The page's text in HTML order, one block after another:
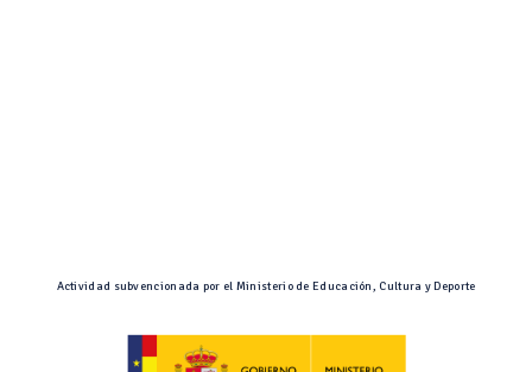
Actividad subvencionada por el Ministerio de Educación, Cultura y Deporte